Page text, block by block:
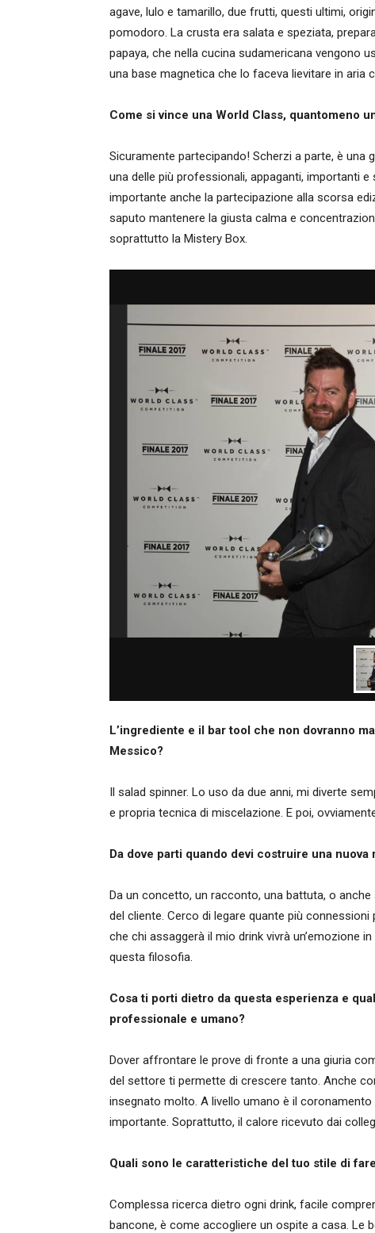
agave, lulo e tamarillo, due frutti, questi ultimi,
pomodoro. La crusta era salata e speziata,
papaya, che nella cucina sudamericana vengono
una base magnetica che lo faceva lievitare in
Come si vince una World Class, quantomeno
Sicuramente partecipando! Scherzi a parte, è
una delle più professionali, appaganti, importanti
importante anche la partecipazione alla scorsa
saputo mantenere la giusta calma e
soprattutto la Mistery Box.
L’ingrediente e il bar tool che non dovranno
Messico?
Il salad spinner. Lo uso da due anni, mi diverte
e propria tecnica di miscelazione. E poi,
Da dove parti quando devi costruire una nuova
Da un concetto, un racconto, una battuta, o
del cliente. Cerco di legare quante più
che chi assaggerà il mio drink vivrà un’emozione
questa filosofia.
Cosa ti porti dietro da questa esperienza e
professionale e umano?
Dover affrontare le prove di fronte a una giuria
del settore ti permette di crescere tanto. Anche
insegnato molto. A livello umano è il
importante. Soprattutto, il calore ricevuto dai
Quali sono le caratteristiche del tuo stile di
Complessa ricerca dietro ogni drink, facile
bancone, è come accogliere un ospite a casa. Le